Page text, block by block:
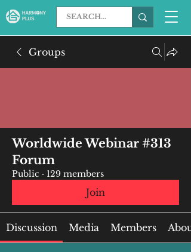
Groups
Worldwide Webinar #313
Forum
Public · 129 members
Join
Discussion Media Members About